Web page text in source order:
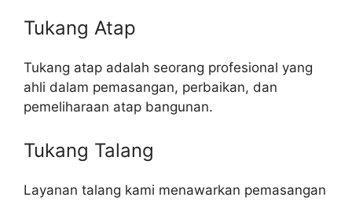
Tukang Atap
Tukang atap adalah seorang profesional yang
ahli dalam pemasangan, perbaikan, dan
pemeliharaan atap bangunan.
Tukang Talang
Layanan talang kami menawarkan pemasangan